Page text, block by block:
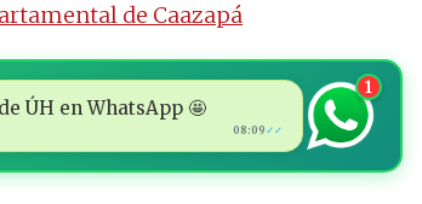
de Caazapá
ÚH en WhatsApp 🤩
08:09 ✓✓
1